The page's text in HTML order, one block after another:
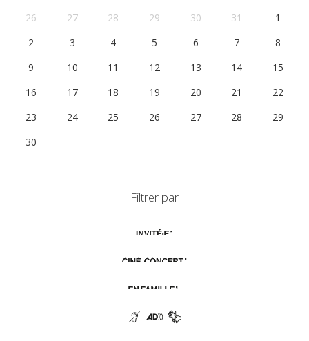
26
27 28 29 30 31
1
2
3 4 5 6 7
8
9
10 11 12 13 14
15
16
17 18 19 20 21
22
23
24 25 26 27 28
29
30
Filtrer par